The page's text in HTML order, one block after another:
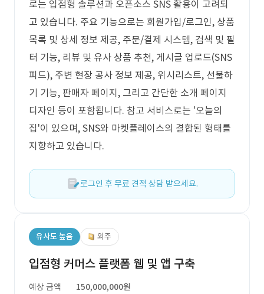
로는 입점형 솔루션과 오픈소스 SNS 활용이 고려되
고 있습니다. 주요 기능으로는 회원가입/로그인, 상품
목록 및 상세 정보 제공, 주문/결제 시스템, 검색 및 필
터 기능, 리뷰 및 유사 상품 추천, 게시글 업로드(SNS
피드), 주변 현장 공사 정보 제공, 위시리스트, 선물하
기 기능, 판매자 페이지, 그리고 간단한 소개 페이지
디자인 등이 포함됩니다. 참고 서비스로는 '오늘의
집'이 있으며, SNS와 마켓플레이스의 결합된 형태를
지향하고 있습니다.
로그인 후 무료 견적 상담 받으세요.
유사도 높음 외주
입점형 커머스 플랫폼 웹 및 앱 구축
예상 금액
150,000,000원